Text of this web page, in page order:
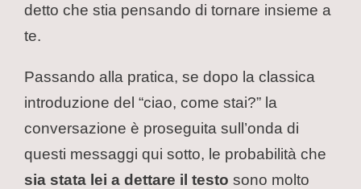
detto che stia pensando di tornare insieme a
te.
Passando alla pratica, se dopo la classica
introduzione del “ciao, come stai?” la
conversazione è proseguita sull’onda di
questi messaggi qui sotto, le probabilità che
sia stata lei a dettare il testo sono molto